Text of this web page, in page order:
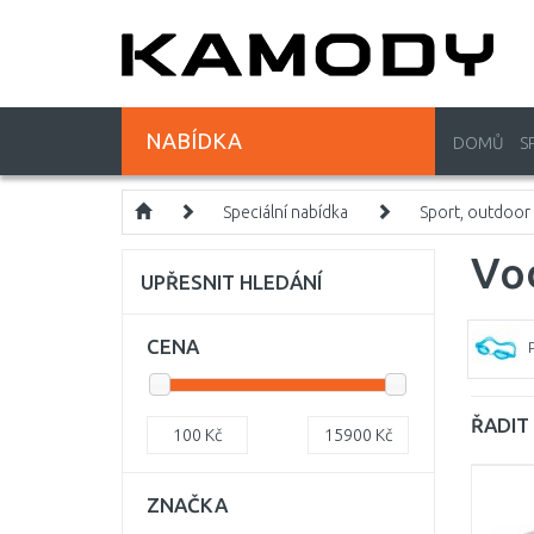
NABÍDKA DOMŮ
Speciální nabídka Sport, outdoor
ŘADIT
UPŘESNIT HLEDÁNÍ
CENA
100 Kč 15900 Kč
ZNAČKA